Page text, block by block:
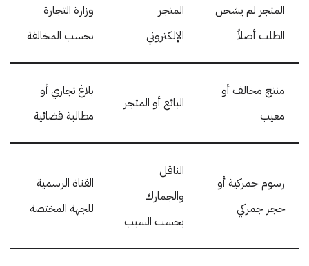
المتجر لم يشحن
الطلب أصلاً
المتجر
الإلكتروني
وزارة التجارة
بحسب المخالفة
منتج مخالف أو
معيب
البائع أو المتجر
بلاغ تجاري أو
مطالبة قضائية
رسوم جمركية أو
حجز جمركي
الناقل
والجمارك
بحسب السبب
القناة الرسمية
للجهة المختصة